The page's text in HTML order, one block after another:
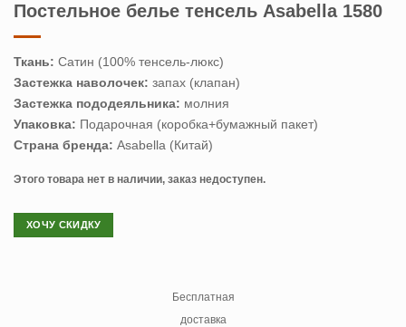
Постельное белье тенсель Asabella 1580
Ткань: Сатин (100% тенсель-люкс)
Застежка наволочек: запах (клапан)
Застежка пододеяльника: молния
Упаковка: Подарочная (коробка+бумажный пакет)
Страна бренда: Asabella (Китай)
Этого товара нет в наличии, заказ недоступен.
ХОЧУ СКИДКУ
Бесплатная
доставка